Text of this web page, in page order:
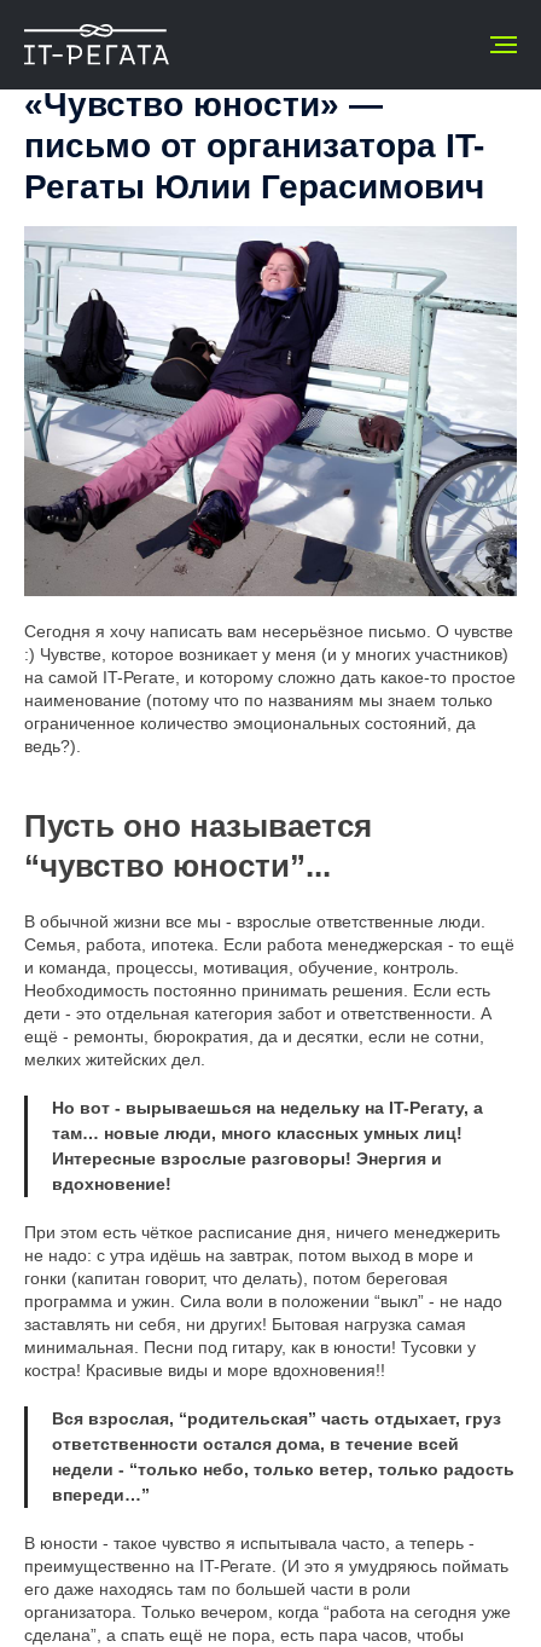
«Чувство юности» —
письмо от организатора IT-
Регаты Юлии Герасимович
Сегодня я хочу написать вам несерьёзное письмо. О чувстве
:) Чувстве, которое возникает у меня (и у многих участников)
на самой IT-Регате, и которому сложно дать какое-то простое
наименование (потому что по названиям мы знаем только
ограниченное количество эмоциональных состояний, да
ведь?).
Пусть оно называется
“чувство юности”...
В обычной жизни все мы - взрослые ответственные люди.
Семья, работа, ипотека. Если работа менеджерская - то ещё
и команда, процессы, мотивация, обучение, контроль.
Необходимость постоянно принимать решения. Если есть
дети - это отдельная категория забот и ответственности. А
ещё - ремонты, бюрократия, да и десятки, если не сотни,
мелких житейских дел.
Но вот - вырываешься на недельку на IT-Регату, а
там… новые люди, много классных умных лиц!
Интересные взрослые разговоры! Энергия и
вдохновение!
При этом есть чёткое расписание дня, ничего менеджерить
не надо: с утра идёшь на завтрак, потом выход в море и
гонки (капитан говорит, что делать), потом береговая
программа и ужин. Сила воли в положении “выкл” - не надо
заставлять ни себя, ни других! Бытовая нагрузка самая
минимальная. Песни под гитару, как в юности! Тусовки у
костра! Красивые виды и море вдохновения!!
Вся взрослая, “родительская” часть отдыхает, груз
ответственности остался дома, в течение всей
недели - “только небо, только ветер, только радость
впереди…”
В юности - такое чувство я испытывала часто, а теперь -
преимущественно на IT-Регате. (И это я умудряюсь поймать
его даже находясь там по большей части в роли
организатора. Только вечером, когда “работа на сегодня уже
сделана”, а спать ещё не пора, есть пара часов, чтобы